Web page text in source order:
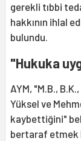
gerekli tıbbi
hakkının ihlal
bulundu.
"Hukuka
AYM, "M.B.,
Yüksel ve
kaybettiğini"
bertaraf